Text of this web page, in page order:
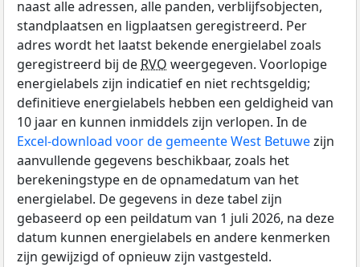
naast alle adressen, alle panden, verblijfsobjecten,
standplaatsen en ligplaatsen geregistreerd. Per
adres wordt het laatst bekende energielabel zoals
geregistreerd bij de RVO weergegeven. Voorlopige
energielabels zijn indicatief en niet rechtsgeldig;
definitieve energielabels hebben een geldigheid van
10 jaar en kunnen inmiddels zijn verlopen. In de
Excel-download voor de gemeente West Betuwezijn
aanvullende gegevens beschikbaar, zoals het
berekeningstype en de opnamedatum van het
energielabel. De gegevens in deze tabel zijn
gebaseerd op een peildatum van 1 juli 2026, na deze
datum kunnen energielabels en andere kenmerken
zijn gewijzigd of opnieuw zijn vastgesteld.